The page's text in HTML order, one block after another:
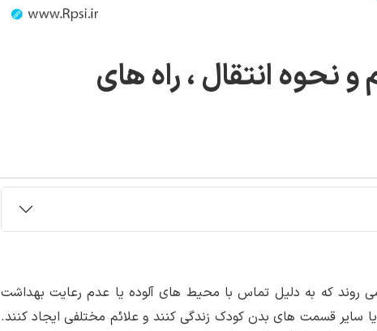
نحوه انتقال ، راه های
روند که به دلیل تماس با محیط های آلوده یا عدم رعایت بهداشت
قسمت های بدن کودک زندگی کنند و علائم مختلفی ایجاد کنند.